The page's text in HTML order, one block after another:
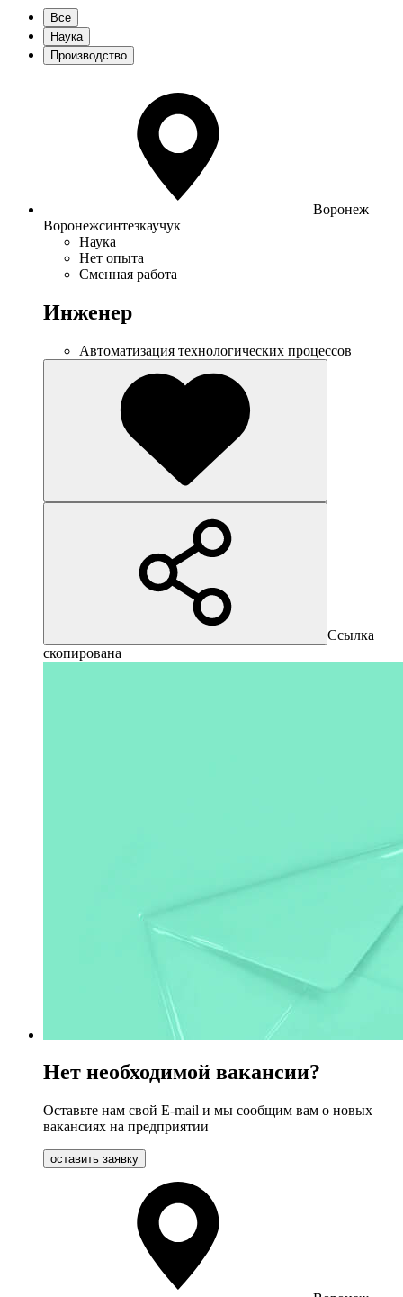
Все
Наука
Производство
Воронеж
Воронежсинтезкаучук
Наука
Нет опыта
Сменная работа
Инженер
Автоматизация технологических процессов
Ссылка
скопирована
Нет необходимой вакансии?
Оставьте нам свой E-mail и мы сообщим вам о новых
вакансиях на предприятии
оставить заявку